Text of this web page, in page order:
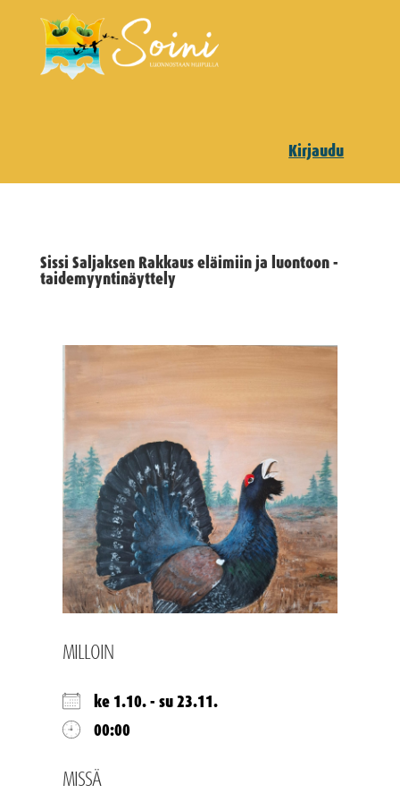
Kirjaudu
Sissi Saljaksen Rakkaus eläimiin ja luontoon -
taidemyyntinäyttely
MILLOIN
ke 1.10. - su 23.11.
00:00
MISSÄ